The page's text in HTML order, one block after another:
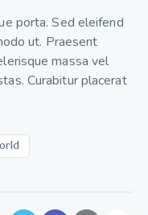
porta. Sed eleifend
ut. Praesent
massa vel
Curabitur placerat